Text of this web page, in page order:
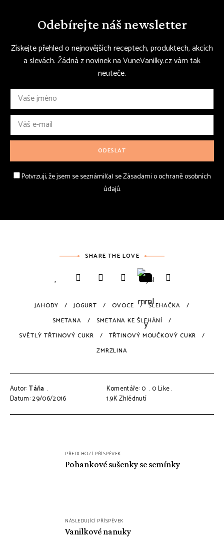
Odebírejte náš newsletter
Získejte přehled o nejnovějších receptech, produktech, akcích
a slevách. Žádná z novinek na VuneVanilky.cz vám tak
neuteče.
Potvrzuji, že jsem se seznámil(a) se Zásadami o ochraně osobních
údajů.
SHARE THE LOVE
JAHODY JOGURT OVOCE
ŠLEHAČKA
SMETANA
SMETANA KE ŠLEHÁNÍ
SVĚTLÝ TŘTINOVÝ CUKR
TŘTINOVÝ MOUČKOVÝ CUKR
ZMRZLINA
Autor:Táňa
Datum: 29/06/2016
Komentáře: 0 0Like
1.9KZhlédnutí
PŘEDCHOZÍ PŘÍSPĚVEK
Pohankové sušenky se semínky
NÁSLEDUJÍCÍ PŘÍSPĚVEK
Vanilkové nanuky